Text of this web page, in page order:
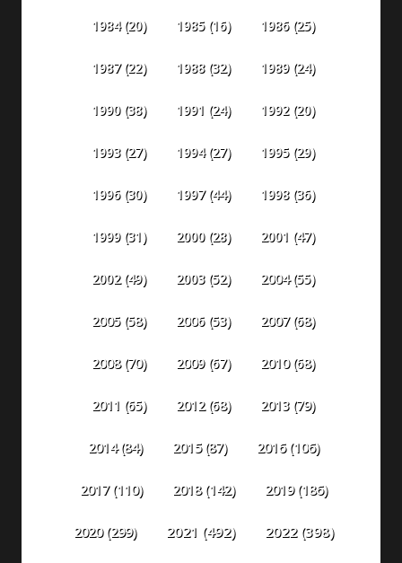
1984(20) 1985(16) 1986(25)
1987(22) 1988(32) 1989(24)
1990(38) 1991 (24) 1992(20)
1993(27) 1994(27) 1995(29)
1996(30) 1997(44) 1998(36)
1999(31) 2000(28) 2001 (47)
2002(49) 2003(52) 2004(55)
2005(58) 2006(53) 2007(68)
2008(70) 2009(67) 2010(68)
2011 (65) 2012(68) 2013(79)
2014(84) 2015(87) 2016(106)
2017(110) 2018(142) 2019(186)
2020(299) 2021 (492) 2022(398)